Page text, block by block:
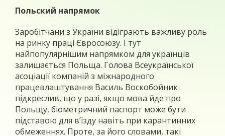
Польский напрямок
Заробітчани з України відіграють важливу роль
на ринку праці Євросоюзу. І тут
найпопулярнішим напрямком для українців
залишається Польща. Голова Всеукраїнської
асоціації компаній з міжнародного
працевлаштування Василь Воскобойник
підкреслив, що у разі, якщо мова йде про
Польщу, біометричний паспорт може бути
підставою для в’їзду навіть при карантинних
обмеженнях. Проте, за його словами, такі